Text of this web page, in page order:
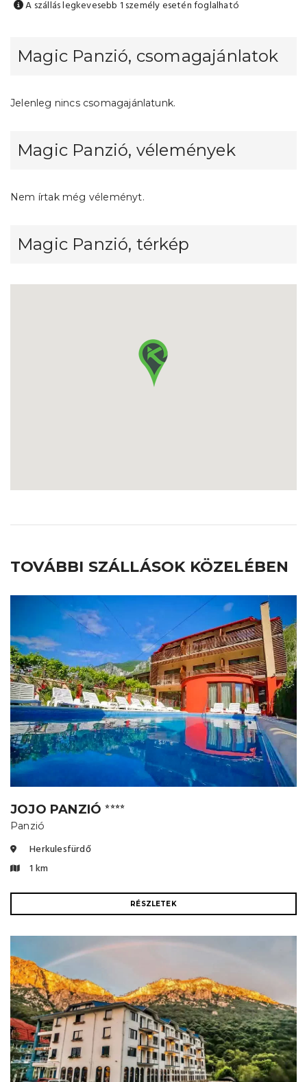
A szállás legkevesebb 1 személy esetén foglalható
Magic Panzió, csomagajánlatok
Jelenleg nincs csomagajánlatunk.
Magic Panzió, vélemények
Nem írtak még véleményt.
Magic Panzió, térkép
TOVÁBBI SZÁLLÁSOK KÖZELÉBEN
JOJO PANZIÓ⭐⭐⭐⭐
Panzió
Herkulesfürdő
1 km
RÉSZLETEK